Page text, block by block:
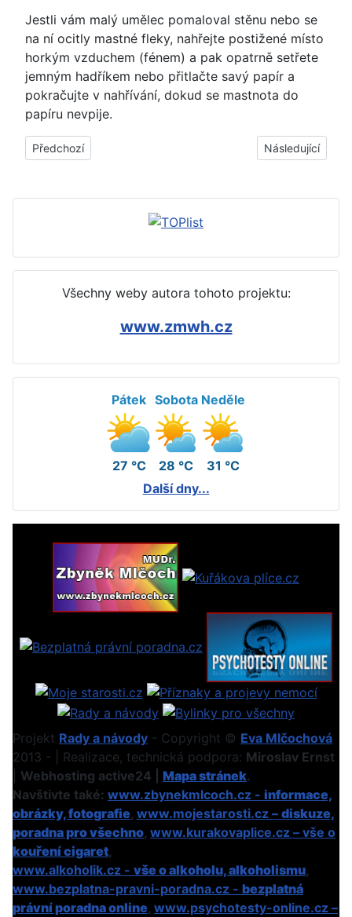
Jestli vám malý umělec pomaloval stěnu nebo se
na ní ocitly mastné fleky, nahřejte postižené místo
horkým vzduchem (fénem) a pak opatrně setřete
jemným hadříkem nebo přitlačte savý papír a
pokračujte v nahřívání, dokud se mastnota do
papíru nevpije.
Předchozí článek: Skvrny, fleky od inkoustu na oděvech,
Předchozí Další článek:
Následující
Všechny weby autora tohoto projektu:
www.zmwh.cz
Pátek
27 °C
Sobota
28 °C
Neděle
31 °C
Další dny...
Projekt Rady a návody - Copyright © Eva Mlčochová
2013 - | Realizace, technická podpora: Miroslav Ernst
Webhosting active24 | Mapa stránek.
Navštivte také: www.zbynekmlcoch.cz - informace,
obrázky, fotografie, www.mojestarosti.cz – diskuze,
poradna pro všechno, www.kurakovaplice.cz – vše o
kouření cigaret,
www.alkoholik.cz - vše o alkoholu, alkoholismu,
www.bezplatna-pravni-poradna.cz - bezplatná
právní poradna online, www.psychotesty-online.cz –